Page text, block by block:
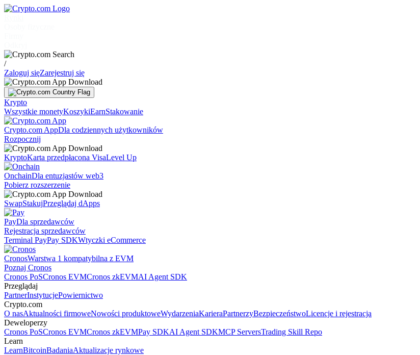
/
Zaloguj sięZarejestruj się
Krypto
Wszystkie monetyKoszykiEarnStakowanie
Crypto.com AppDla codziennych użytkowników
Rozpocznij
KryptoKarta przedpłacona VisaLevel Up
OnchainDla entuzjastów web3
Pobierz rozszerzenie
SwapStakujPrzeglądaj dApps
PayDla sprzedawców
Rejestracja sprzedawców
Terminal PayPay SDKWtyczki eCommerce
CronosWarstwa 1 kompatybilna z EVM
Poznaj Cronos
Cronos PoSCronos EVMCronos zkEVMAI Agent SDK
Przeglądaj
PartnerInstytucjePowiernictwo
Crypto.com
O nasAktualności firmoweNowości produktoweWydarzeniaKarieraPartnerzyBezpieczeństwoLicencje i rejestracja
Deweloperzy
Cronos PoSCronos EVMCronos zkEVMPay SDKAI Agent SDKMCP ServersTrading Skill Repo
Learn
LearnBitcoinBadaniaAktualizacje rynkowe